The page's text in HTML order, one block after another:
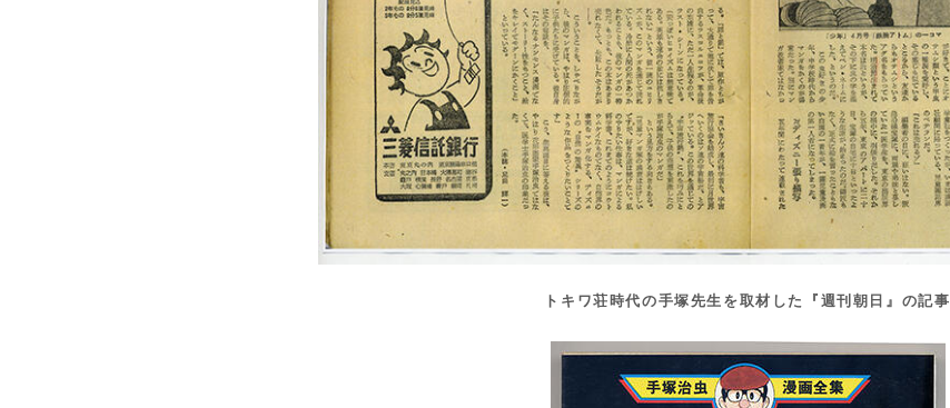
トキワ荘時代の手塚先生を取材した『週刊朝日』の記事